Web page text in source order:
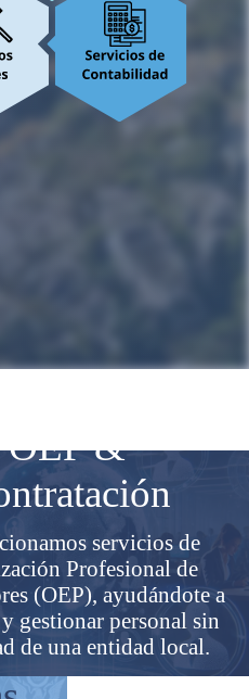
OEP &
servicios de
Profesional de
(OEP), ayudándote a
gestionar personal sin
de una entidad local.